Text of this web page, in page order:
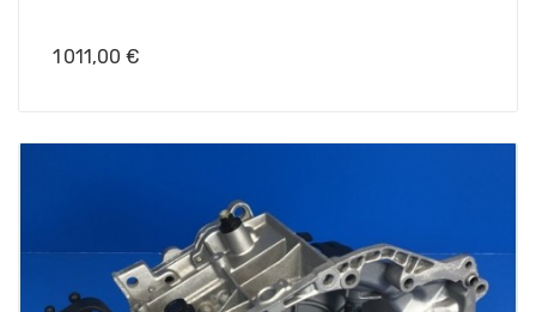
Prix
1 011,00 €